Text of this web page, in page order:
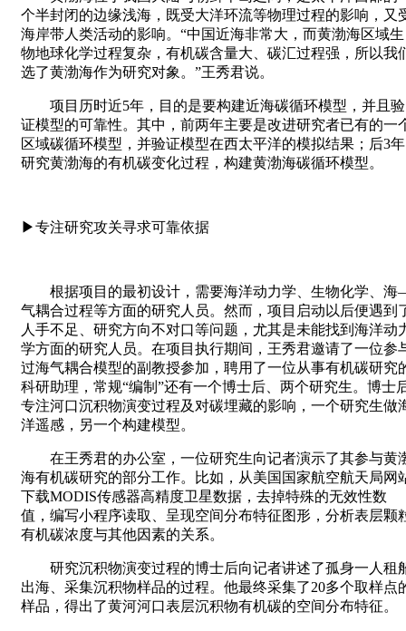
个半封闭的边缘浅海，既受大洋环流等物理过程的影响，又
海岸带人类活动的影响。“中国近海非常大，而黄渤海区域生
物地球化学过程复杂，有机碳含量大、碳汇过程强，所以我
选了黄渤海作为研究对象。”王秀君说。
项目历时近5年，目的是要构建近海碳循环模型，并且验
证模型的可靠性。其中，前两年主要是改进研究者已有的一
区域碳循环模型，并验证模型在西太平洋的模拟结果；后3年
研究黄渤海的有机碳变化过程，构建黄渤海碳循环模型。
▶专注研究攻关寻求可靠依据
根据项目的最初设计，需要海洋动力学、生物化学、
气耦合过程等方面的研究人员。然而，项目启动以后便遇到
人手不足、研究方向不对口等问题，尤其是未能找到海洋动
学方面的研究人员。在项目执行期间，王秀君邀请了一位参
过海气耦合模型的副教授参加，聘用了一位从事有机碳研究
科研助理，常规“编制”还有一个博士后、两个研究生。博士
专注河口沉积物演变过程及对碳埋藏的影响，一个研究生做
洋遥感，另一个构建模型。
在王秀君的办公室，一位研究生向记者演示了其参与黄
海有机碳研究的部分工作。比如，从美国国家航空航天局网
下载MODIS传感器高精度卫星数据，去掉特殊的无效性数
值，编写小程序读取、呈现空间分布特征图形，分析表层颗
有机碳浓度与其他因素的关系。
研究沉积物演变过程的博士后向记者讲述了孤身一人租
出海、采集沉积物样品的过程。他最终采集了20多个取样点
样品，得出了黄河河口表层沉积物有机碳的空间分布特征。